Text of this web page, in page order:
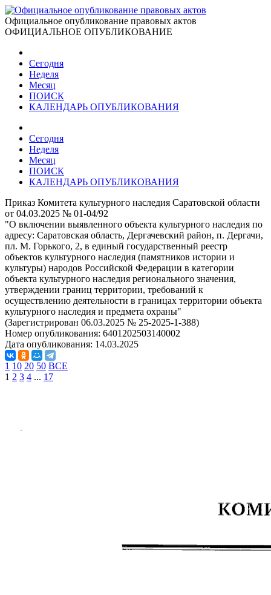
Официальное опубликование правовых актов
ОФИЦИАЛЬНОЕ ОПУБЛИКОВАНИЕ
Сегодня
Неделя
Месяц
ПОИСК
КАЛЕНДАРЬ ОПУБЛИКОВАНИЯ
Сегодня
Неделя
Месяц
ПОИСК
КАЛЕНДАРЬ ОПУБЛИКОВАНИЯ
Приказ Комитета культурного наследия Саратовской области
от 04.03.2025 № 01-04/92
"О включении выявленного объекта культурного наследия по
адресу: Саратовская область, Дергачевский район, п. Дергачи,
пл. М. Горького, 2, в единый государственный реестр
объектов культурного наследия (памятников истории и
культуры) народов Российской Федерации в категории
объекта культурного наследия регионального значения,
утверждении границ территории, требований к
осуществлению деятельности в границах территории объекта
культурного наследия и предмета охраны"
(Зарегистрирован 06.03.2025 № 25-2025-1-388)
Номер опубликования: 6401202503140002
Дата опубликования: 14.03.2025
1 10 20 50 ВСЕ
1 2 3 4 ... 17